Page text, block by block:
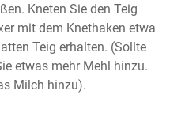
Kneten Sie den Teig
mit dem Knethaken etwa
Teig erhalten. (Sollte
etwas mehr Mehl hinzu.
Milch hinzu).